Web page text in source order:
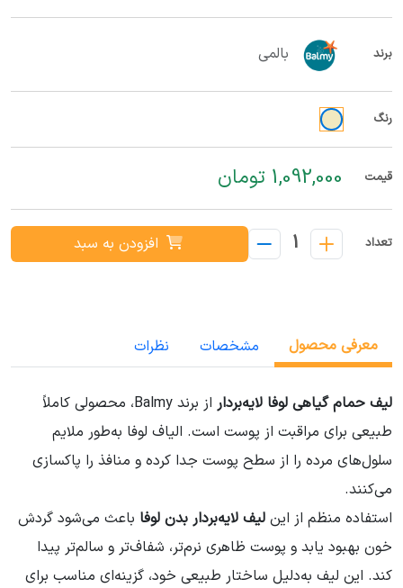
برند بالمی
رنگ
قیمت 1,092,000 تومان
تعداد 1 افزودن به سبد
معرفی محصول مشخصات نظرات
لیف حمام گیاهی لوفا لایه‌بردار
از برند Balmy، محصولی کاملاً
طبیعی برای مراقبت از پوست است. الیاف لوفا به‌طور ملایم
سلول‌های مرده را از سطح پوست جدا کرده و منافذ را پاکسازی
می‌کنند.
استفاده منظم از این لیف لایه‌بردار بدن لوفا باعث می‌شود گردش
خون بهبود یابد و پوست ظاهری نرم‌تر، شفاف‌تر و سالم‌تر پیدا
کند. این لیف به‌دلیل ساختار طبیعی خود، گزینه‌ای مناسب برای